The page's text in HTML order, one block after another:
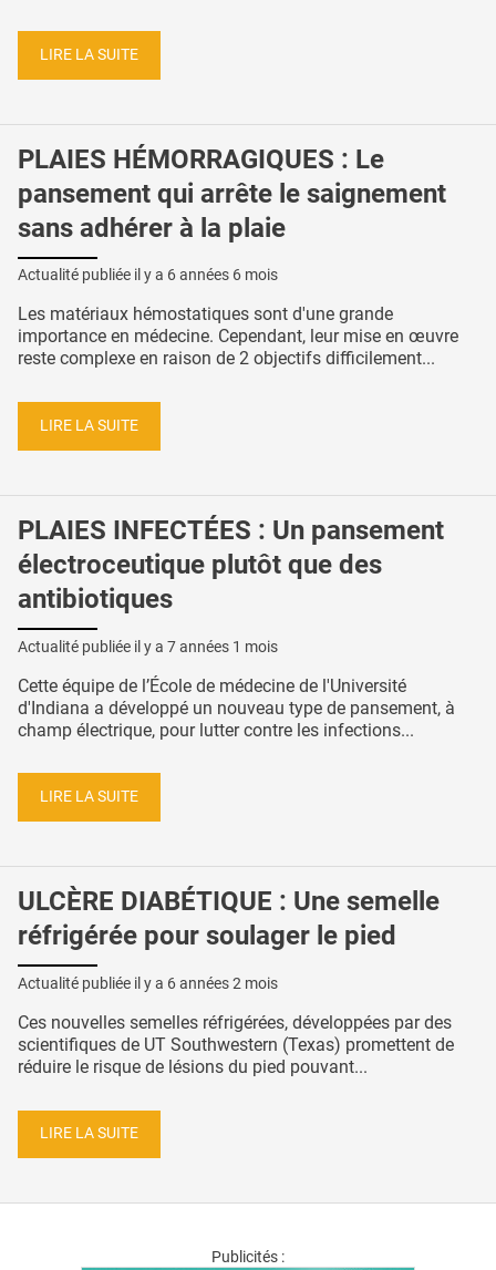
LIRE LA SUITE
PLAIES HÉMORRAGIQUES : Le
pansement qui arrête le saignement
sans adhérer à la plaie
Actualité publiée il y a 6 années 6 mois
Les matériaux hémostatiques sont d'une grande
importance en médecine. Cependant, leur mise en œuvre
reste complexe en raison de 2 objectifs difficilement...
LIRE LA SUITE
PLAIES INFECTÉES : Un pansement
électroceutique plutôt que des
antibiotiques
Actualité publiée il y a 7 années 1 mois
Cette équipe de l’École de médecine de l'Université
d'Indiana a développé un nouveau type de pansement, à
champ électrique, pour lutter contre les infections...
LIRE LA SUITE
ULCÈRE DIABÉTIQUE : Une semelle
réfrigérée pour soulager le pied
Actualité publiée il y a 6 années 2 mois
Ces nouvelles semelles réfrigérées, développées par des
scientifiques de UT Southwestern (Texas) promettent de
réduire le risque de lésions du pied pouvant...
LIRE LA SUITE
Publicités :